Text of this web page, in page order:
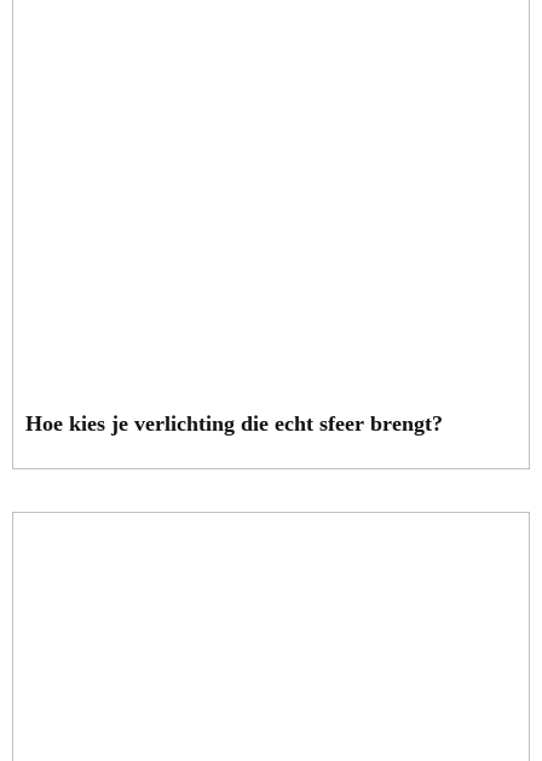
Hoe kies je verlichting die echt sfeer brengt?